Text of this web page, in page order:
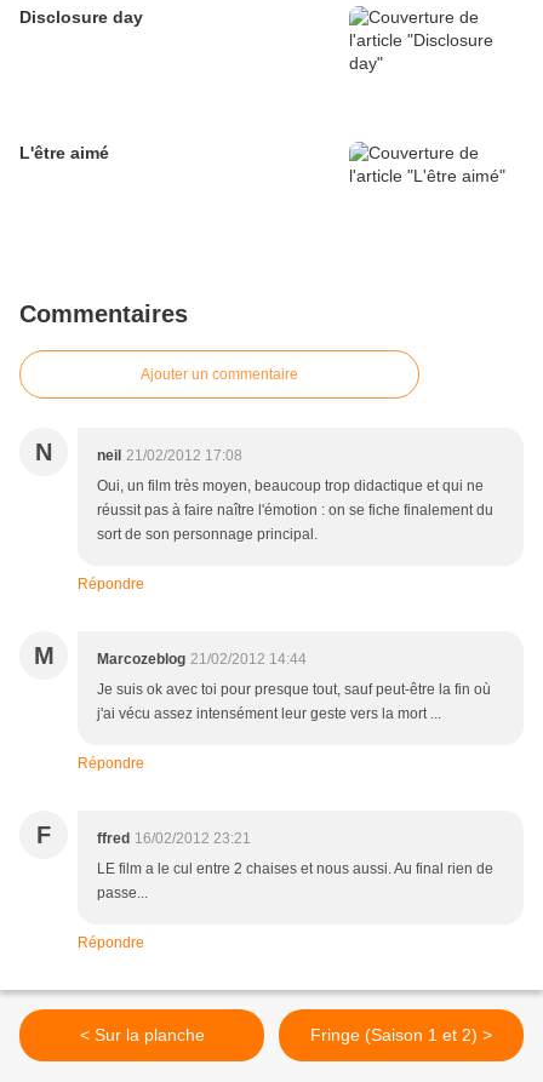
Disclosure day
L'être aimé
Commentaires
Ajouter un commentaire
N neil 21/02/2012 17:08
Oui, un film très moyen, beaucoup trop didactique et qui ne
réussit pas à faire naître l'émotion : on se fiche finalement du
sort de son personnage principal.
Répondre
M Marcozeblog 21/02/2012 14:44
Je suis ok avec toi pour presque tout, sauf peut-être la fin où
j'ai vécu assez intensément leur geste vers la mort ...
Répondre
F ffred 16/02/2012 23:21
LE film a le cul entre 2 chaises et nous aussi. Au final rien de
passe...
Répondre
< Sur la planche Fringe (Saison 1 et 2) >